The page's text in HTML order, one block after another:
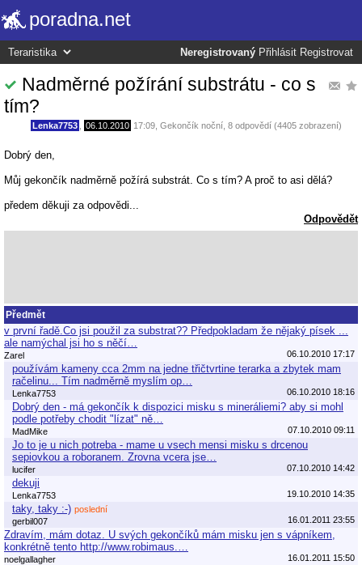
poradna.net
Neregistrovaný Přihlásit Registrovat
Nadměrné požírání substrátu - co s
tím?
Lenka7753 06.10.2010 17:09 Gekončík noční , 8 odpovědí (4405 zobrazení)
Dobrý den,
Můj gekončík nadměrně požírá substrát. Co s tím? A proč to asi dělá?
předem děkuji za odpovědi...
Odpovědět
Předmět
v první řadě.Co jsi použil za substrat?? Předpokladam že nějaký písek ...
ale namýchal jsi ho s něčí…
Zarel 06.10.2010 17:17
používám kameny cca 2mm na jedne třičtvrtine terarka a zbytek mam
račelinu... Tím nadměrně myslím op…
Lenka7753 06.10.2010 18:16
Dobrý den - má gekončík k dispozici misku s mineráliemi? aby si mohl
podle potřeby chodit "lízat" ně…
MadMike 07.10.2010 09:11
Jo to je u nich potreba - mame u vsech mensi misku s drcenou
sepiovkou a roboranem. Zrovna vcera jse…
lucifer 07.10.2010 14:42
dekuji
Lenka7753 19.10.2010 14:35
taky, taky :-) poslední
gerbil007
16.01.2011 23:55
Zdravím, mám dotaz. U svých gekončíků mám misku jen s vápníkem,
konkrétně tento http://www.robimaus.…
noelgallagher 16.01.2011 15:50